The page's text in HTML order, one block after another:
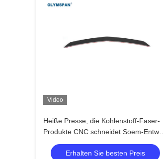
Video
Heiße Presse, die Kohlenstoff-Faser-
Produkte CNC schneidet Soem-Entwurf
bildet
Erhalten Sie besten Preis